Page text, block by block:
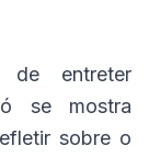
entreter
se mostra
sobre o